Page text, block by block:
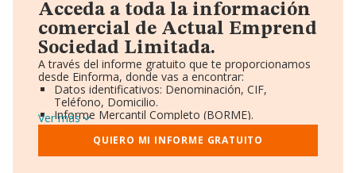
Acceda a toda la información
comercial de Actual Emprend
Sociedad Limitada.
A través del informe gratuito que te proporcionamos
desde Einforma, donde vas a encontrar:
Datos identificativos: Denominación, CIF,
Teléfono, Domicilio.
Informe Mercantil Completo (BORME).
Gráficos de Evolución Ventas y Empleados.
Consejo de Administración y Administradores.
Directivos y Ejecutivos.
Ver más
QUIERO MI INFORME GRATUITO